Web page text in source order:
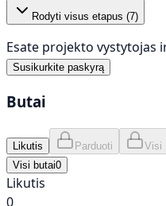
Rodyti visus etapus (7)
Esate projekto vystytojas
Susikurkite paskyrą
Butai
Likutis Parduoti
Visi
Visi butai0
Likutis
0